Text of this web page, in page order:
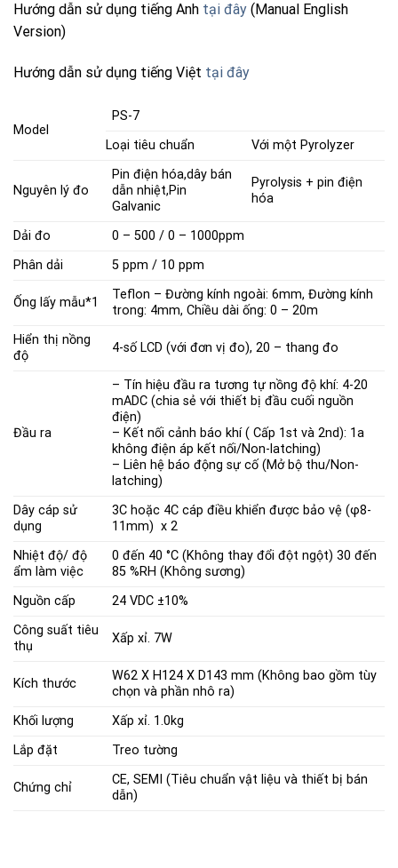
Hướng dẫn sử dụng tiếng Anh tại đây (Manual English
Version)
Hướng dẫn sử dụng tiếng Việt tại đây
Model
PS-7
Loại tiêu chuẩn
Với một Pyrolyzer
Nguyên lý đo
Pin điện hóa,dây bán
dẫn nhiệt,Pin
Galvanic
Pyrolysis + pin điện
hóa
Dải đo
0 – 500 / 0 – 1000ppm
Phân dải
5 ppm / 10 ppm
Ống lấy mẫu*1
Teflon – Đường kính ngoài: 6mm, Đường kính
trong: 4mm, Chiều dài ống: 0 – 20m
Hiển thị nồng
độ
4-số LCD (với đơn vị đo), 20 – thang đo
Đầu ra
– Tín hiệu đầu ra tương tự nồng độ khí: 4-20
mADC (chia sẻ với thiết bị đầu cuối nguồn
điện)
– Kết nối cảnh báo khí ( Cấp 1st và 2nd): 1a
không điện áp kết nối/Non-latching)
– Liên hệ báo động sự cố (Mở bộ thu/Non-
latching)
Dây cáp sử
dụng
3C hoặc 4C cáp điều khiển được bảo vệ (φ8-
11mm) x 2
Nhiệt độ/ độ
ẩm làm việc
0 đến 40 °C (Không thay đổi đột ngột) 30 đến
85 %RH (Không sương)
Nguồn cấp
24 VDC ±10%
Công suất tiêu
thụ
Xấp xỉ. 7W
Kích thước
W62 X H124 X D143 mm (Không bao gồm tùy
chọn và phần nhô ra)
Khối lượng
Xấp xỉ. 1.0kg
Lắp đặt
Treo tường
Chứng chỉ
CE, SEMI (Tiêu chuẩn vật liệu và thiết bị bán
dẫn)